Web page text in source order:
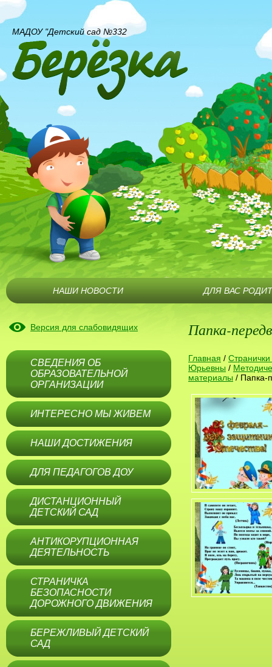
Версия для слабовидящих
СВЕДЕНИЯ ОБ
ОБРАЗОВАТЕЛЬНОЙ
ОРГАНИЗАЦИИ
ИНТЕРЕСНО МЫ ЖИВЕМ
НАШИ ДОСТИЖЕНИЯ
ДЛЯ ПЕДАГОГОВ ДОУ
ДИСТАНЦИОННЫЙ
ДЕТСКИЙ САД
АНТИКОРУПЦИОННАЯ
ДЕЯТЕЛЬНОСТЬ
СТРАНИЧКА
БЕЗОПАСНОСТИ
ДОРОЖНОГО ДВИЖЕНИЯ
БЕРЕЖЛИВЫЙ ДЕТСКИЙ
САД
Папка-
Главная / Странички
Юрьевны /
материалы / Папка-
МАДОУ "Детский сад №332
НАШИ НОВОСТИ ДЛЯ ВАС